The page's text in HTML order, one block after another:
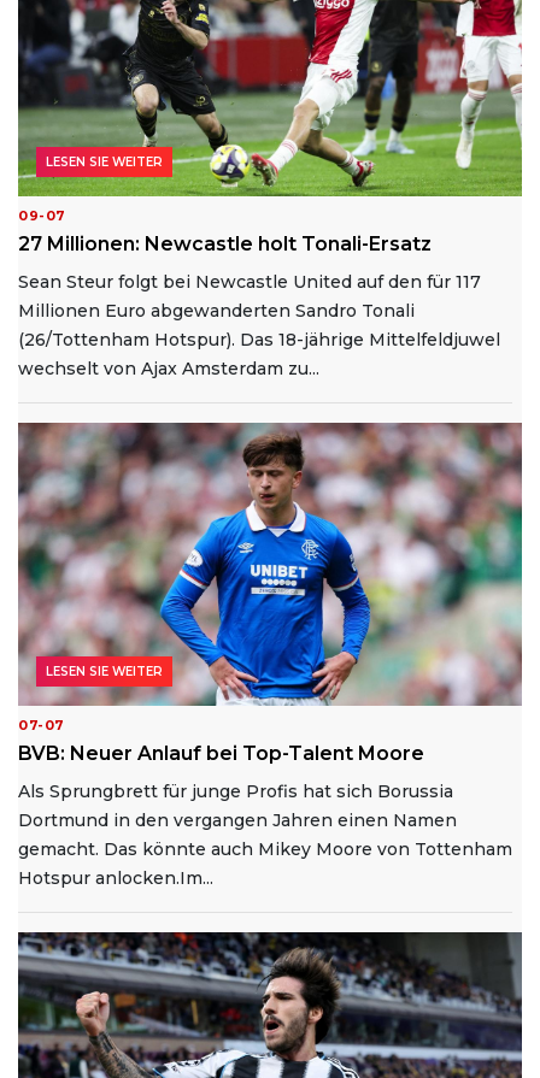
09-07
27 Millionen: Newcastle holt Tonali-Ersatz
Sean Steur folgt bei Newcastle United auf den für 117
Millionen Euro abgewanderten Sandro Tonali
(26/Tottenham Hotspur). Das 18-jährige Mittelfeldjuwel
wechselt von Ajax Amsterdam zu...
LESEN SIE WEITER
07-07
BVB: Neuer Anlauf bei Top-Talent Moore
Als Sprungbrett für junge Profis hat sich Borussia
Dortmund in den vergangen Jahren einen Namen
gemacht. Das könnte auch Mikey Moore von Tottenham
Hotspur anlocken.Im...
LESEN SIE WEITER